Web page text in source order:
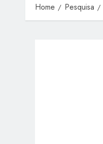
Home Pesquisa